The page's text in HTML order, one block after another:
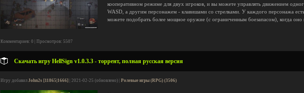
кооперативном режиме для двух игроков, и вы можете управлять движением
WASD, а другим персонажем - клавишами со стрелками. У каждого персонажа
можете подобрать более мощное оружие (с ограниченным боезапасом), когда оно
Комментариев: 0 | Просмотров: 5507
Скачать игру HellSign v1.0.3.3 - торрент, полная русская версия
Игру добавил John2s [11865|1666] | 2021-02-25 (обновлено) | Ролевые игры (RPG) (3506)